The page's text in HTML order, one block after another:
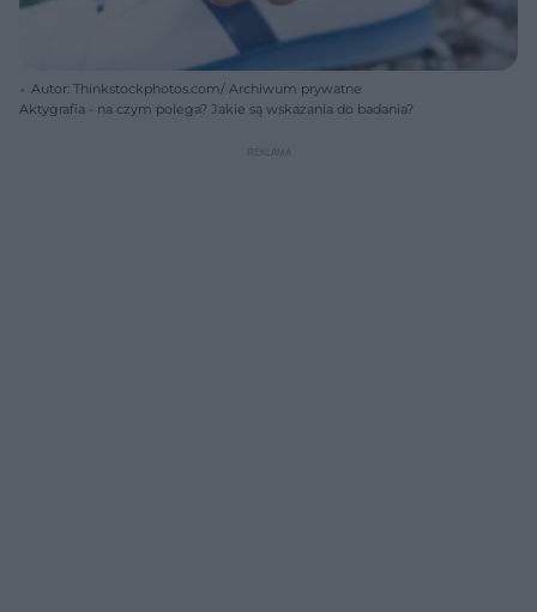
Autor: Thinkstockphotos.com/ Archiwum prywatne
Aktygrafia - na czym polega? Jakie są wskazania do badania?